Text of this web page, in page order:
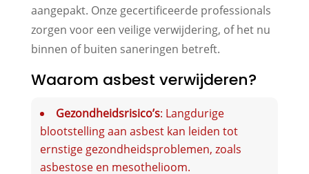
aangepakt. Onze gecertificeerde professionals
zorgen voor een veilige verwijdering, of het nu
binnen of buiten saneringen betreft.
Waarom asbest verwijderen?
Gezondheidsrisico’s: Langdurige
blootstelling aan asbest kan leiden tot
ernstige gezondheidsproblemen, zoals
asbestose en mesothelioom.